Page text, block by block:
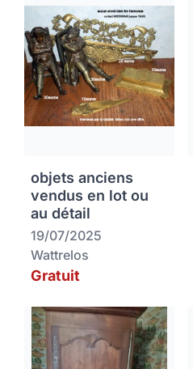
objets anciens
vendus en lot ou
au détail
19/07/2025
Wattrelos
Gratuit